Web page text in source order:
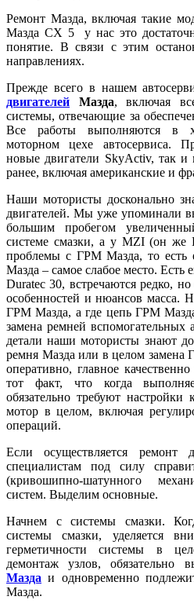
Ремонт Мазда, включая такие
Мазда СХ 5 у нас это
понятие. В связи с этим
направлениях.
Прежде всего в нашем
двигателей Мазда, включая
системы, отвечающие за
Все работы выполняются в
моторном цехе автосервиса.
новые двигатели SkyActiv, так и
ранее, включая американские и
Наши мотористы досконально
двигателей. Мы уже упоминали
большим пробегом
системе смазки, а у MZI (он же
проблемы с ГРМ Мазда, то есть
Мазда – самое слабое место.
Duratec 30, встречаются редко,
особенностей и нюансов масса.
ГРМ Мазда, а где цепь ГРМ
замена ремней вспомогательных
детали наши мотористы знают
ремня Мазда или в целом замена
оперативно, главное
тот факт, что когда
обязательно требуют
мотор в целом, включая
операций.
Если осуществляется ремонт
специалистам под силу
(кривошипно-шатунного
систем. Выделим основные.
Начнем с системы смазки.
системы смазки, уделяется
герметичности системы в
демонтаж узлов, обязательно
Мазда и одновременно
Мазда.